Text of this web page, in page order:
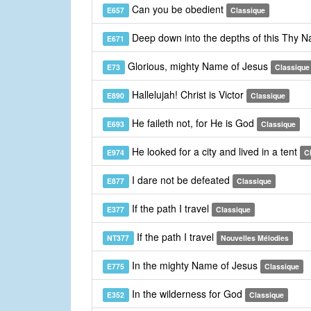
E657 Can you be obedient Classique
E671 Deep down into the depths of this Thy
E73 Glorious, mighty Name of Jesus Classique
E890 Hallelujah! Christ is Victor Classique
E693 He faileth not, for He is God Classique
E974 He looked for a city and lived in a tent
E877 I dare not be defeated Classique
E377 If the path I travel Classique
NT377 If the path I travel Nouvelles Mélodies
E775 In the mighty Name of Jesus Classique
E352 In the wilderness for God Classique